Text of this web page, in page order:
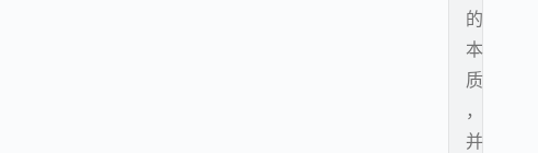
的
本
质
，
并